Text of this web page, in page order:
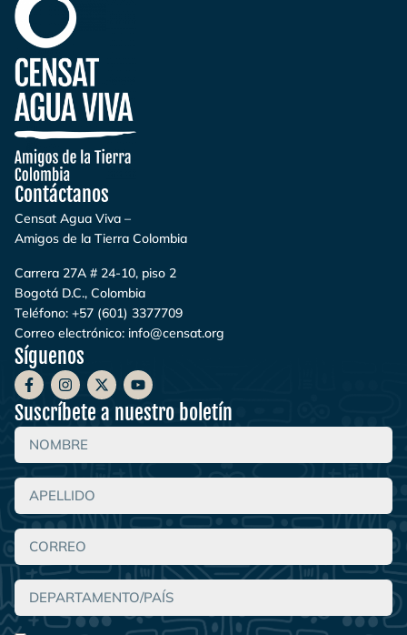
Contáctanos
Censat Agua Viva –
Amigos de la Tierra Colombia
Carrera 27A # 24-10, piso 2
Bogotá D.C., Colombia
Teléfono: +57 (601) 3377709
Correo electrónico: info@censat.org
Síguenos
Suscríbete a nuestro boletín